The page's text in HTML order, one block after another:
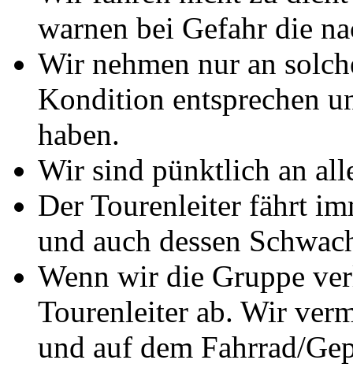
warnen bei Gefahr die
Wir nehmen nur an
Kondition entsprechen
haben.
Wir sind pünktlich an
Der Tourenleiter fährt
und auch dessen
Wenn wir die Gruppe
Tourenleiter ab. Wir
und auf dem Fahrrad/